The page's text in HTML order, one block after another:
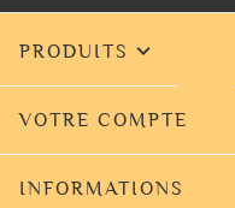
PRODUITS 
VOTRE COMPTE
INFORMATIONS